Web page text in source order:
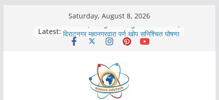
Saturday, August 8, 2026
Latest:
कोरोना संक्रमण पुष्टिपछि दार्चुलाका सीमामा कडाइ
विराटनगर महानगरद्वारा पूर्ण खोप सुनिश्चित घोषणा
तयारी
आयुर्वेद चिकित्सा प्रणालीको भूमिका महत्वपूर्ण छ :
मुख्यमन्त्री शाह
काभ्रेपलाञ्चोकमा आयुर्वेद स्वास्थ्योपचारतर्फ